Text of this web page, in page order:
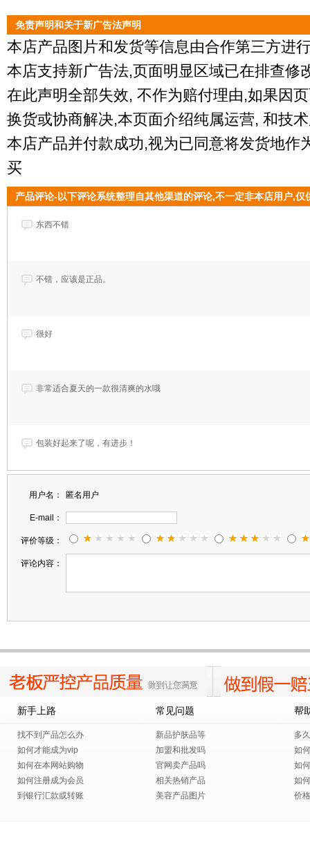
免责声明和关于新广告法声明
本店产品图片和发货等信息由合作第三方进
本店支持新广告法,页面明显区域已在排查修
在此声明全部失效, 不作为赔付理由,如果因
换货或协商解决,本页面介绍纯属运营, 和技
本店产品并付款成功,视为已同意将发货地作
买
产品评论-以下评论系统整理自其他渠道的评论,不一定非本店用户,
东西不错
不错，应该是正品。
很好
非常适合夏天的一款很清爽的水哦
包装好起来了呢，有进步！
一如既往的好~
用户名： 匿名用户
E-mail：
评价等级：
评论内容：
新手上路
找不到产品怎么办
如何才能成为vip
如何在本网站购物
如何注册成为会员
到银行汇款或转账
常见问题
新品护肤品等
加盟和批发吗
官网卖产品吗
相关热销产品
美容产品图片
帮
多
如
如
如
价